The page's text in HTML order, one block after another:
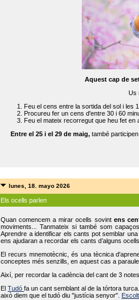
Aquest cap de
Us
Feu el cens entre la sortida del sol i les
Procureu fer un cens d'entre 30 i 60
Feu el mateix recorregut que heu fet en
Entre el 25 i el 29 de maig, també
lunes, 18. mayo 2026
Els ocells parlen
Quan comencem a mirar ocells sovint ens
moviments... Tanmateix si també som
Aprendre a identificar els cants pot semblar
ens ajudaran a recordar els cants d’alguns
El recurs mnemotècnic, és una tècnica
conceptes més senzills, en aquest cas a
Així, per recordar la cadència del cant de 3
ElTudófa un cant semblant al de la tórtora
això diem que el tudó diu "justícia senyor".